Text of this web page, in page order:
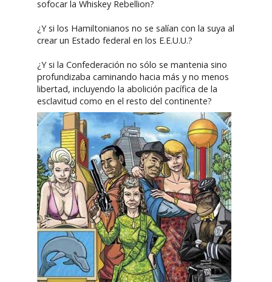
sofocar la Whiskey Rebellion?
¿Y si los Hamiltonianos no se salían con la suya al
crear un Estado federal en los E.E.U.U.?
¿Y si la Confederación no sólo se mantenia sino
profundizaba caminando hacia más y no menos
libertad, incluyendo la abolición pacífica de la
esclavitud como en el resto del continente?